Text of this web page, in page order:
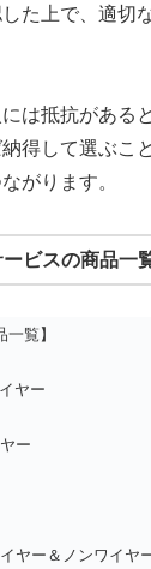
た上で、適切
は抵抗がある
得して選ぶこ
がります。
ビスの商品一
一覧】
ヤー
ー
ヤー＆ノンワイヤ